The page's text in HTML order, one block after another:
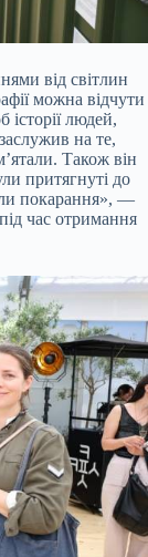
від світлин
можна відчути
історії людей,
на те,
Також він
притягнуті до
покарання», —
час отримання